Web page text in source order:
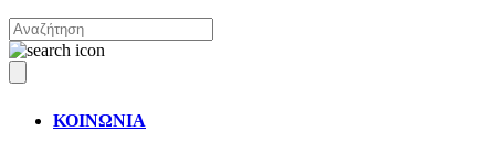
ΚΟΙΝΩΝΙΑ